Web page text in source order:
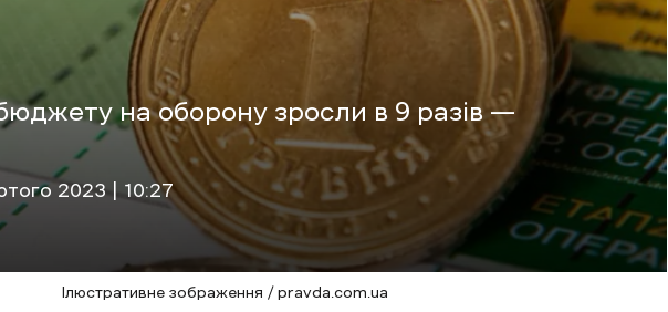
на оборону зросли в 9 разів —
2023 | 10:27
Ілюстративне зображення / pravda.com.ua